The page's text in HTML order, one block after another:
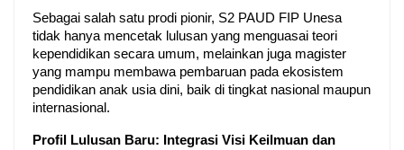
Sebagai salah satu prodi pionir, S2 PAUD FIP Unesa
tidak hanya mencetak lulusan yang menguasai teori
kependidikan secara umum, melainkan juga magister
yang mampu membawa pembaruan pada ekosistem
pendidikan anak usia dini, baik di tingkat nasional maupun
internasional.
Profil Lulusan Baru: Integrasi Visi Keilmuan dan